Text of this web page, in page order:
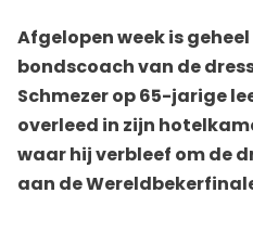
Afgelopen week is
bondscoach van de
Schmezer op 65-jarige
overleed in zijn
waar hij verbleef om de
aan de